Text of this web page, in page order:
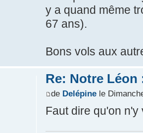
y a quand même
67 ans).
Bons vols aux
Re: Notre Léon
de Delépinele
Faut dire qu'on